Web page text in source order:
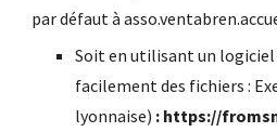
par défaut à
Soit en utilisant un
facilement des fichiers :
lyonnaise) : https://